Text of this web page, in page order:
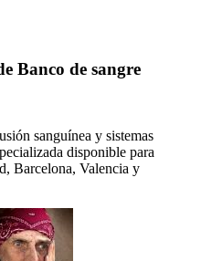
Banco de sangre
sanguínea y sistemas
disponible para
Barcelona, Valencia y